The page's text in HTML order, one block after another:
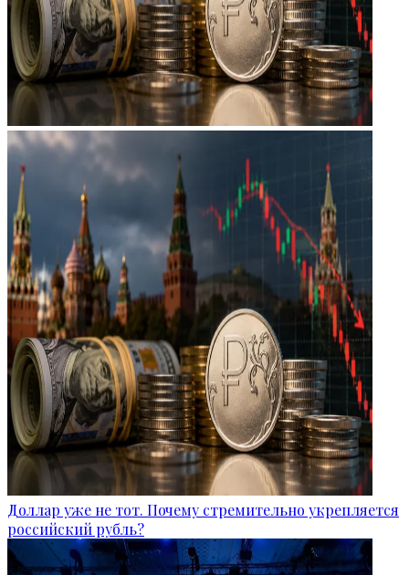
Доллар уже не тот. Почему стремительно укрепляется
российский рубль?